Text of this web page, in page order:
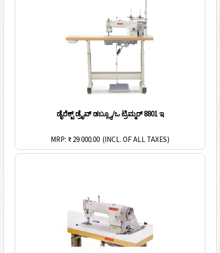
ಡೈರೆಕ್ಟ್ ಡ್ರೈವ್ ಡಬ್ಲ್ಯೂ/ಒ ಟ್ರಿಮ್ಮರ್ 8801 ಇ
MRP: ₹ 29 000.00 (INCL. OF ALL TAXES)